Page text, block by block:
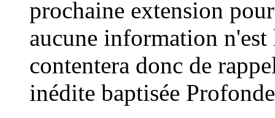
prochaine extension
aucune information n'est
contentera donc de
inédite baptisée